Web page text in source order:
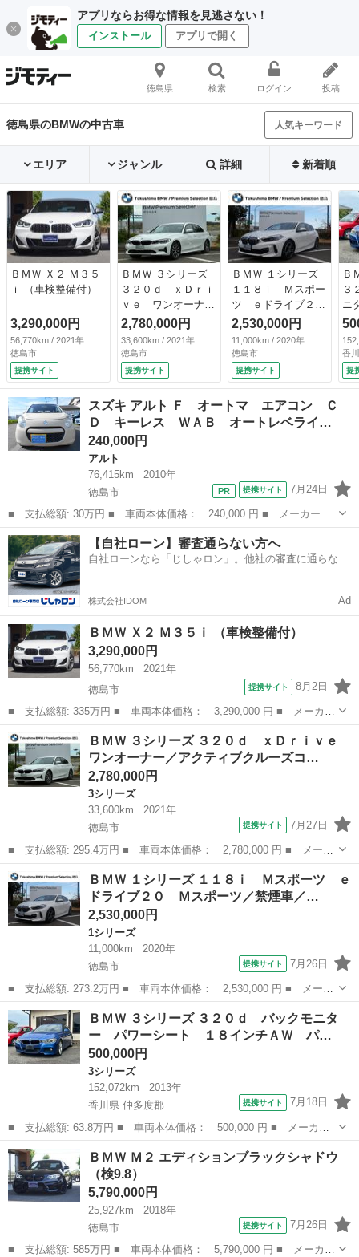
アプリならお得な情報を見逃さない！
インストール アプリで開く
徳島県 検索 ログイン 投稿
徳島県のBMWの中古車 人気キーワード
エリア ジャンル 詳細 新着順
ＢＭＷ Ｘ２ Ｍ３５
ｉ （車検整備付）
3,290,000円
56,770km / 2021年
徳島市
提携サイト
ＢＭＷ ３シリーズ
３２０ｄ ｘＤｒｉ
ｖｅ ワンオーナー
／アクティブクルー
ズコントロール／シ
ートヒーター（前）
／地デジテレビ／前
後パークディスタン
突軽減ブレーキ／ラ
ンフラットタイヤ／
Ｒビューカメラ／自
ミラー （車検整備
2,780,000円
33,600km / 2021年
徳島市
提携サイト
ＢＭＷ １シリーズ
１１８ｉ Ｍスポー
ツ ｅドライブ２
０ Ｍスポーツ／禁
煙車／衝突軽減ブレ
ーキ／全周囲カメラ
／シートヒーター／
運転席電動シート／
／ドライビングアシ
スタントプロフェッ
2,530,000円
11,000km / 2020年
徳島市
提携サイト
Ｂ
３
ニ
ト
Ｗ
純
香
提
スズキ アルト Ｆ オートマ エアコン Ｃ
Ｄ キーレス ＷＡＢ オートレベライ…
240,000円
アルト
76,415km
2010年
徳島市
提携サイト 7月24日
■ 支払総額: 30万円 ■ 車両本体価格： 240,000 円 ■ メーカー
名： スズキ ■ 車種名： アルト ■ グレード名： Ｆ オート
マ エアコン ＣＤ キーレス ＷＡＢ オートレベライザー ■ 排
気量： 660c...
徳島 徳島市 アルト オートマ
【自社ローン】審査通らない方へ
自社ローンなら「じしゃロン」。他社の審査に通らなか
株式会社IDOM Ad
ＢＭＷ Ｘ２ Ｍ３５ｉ （車検整備付）
3,290,000円
56,770km
2021年
徳島市
提携サイト 8月2日
■ 支払総額: 335万円 ■ 車両本体価格： 3,290,000 円 ■ メーカー
名： ＢＭＷ ■ 車種名： Ｘ２ ■ グレード名： Ｍ３５ｉ ■ 排
気量： 2000cc ■ ドア枚数： 5D ■ ミッション： AT8速...
徳島
ＢＭＷ ３シリーズ ３２０ｄ ｘＤｒｉｖｅ
ワンオーナー／アクティブクルーズコ…
2,780,000円
3シリーズ
33,600km
2021年
徳島市
提携サイト 7月27日
■ 支払総額: 295.4万円 ■ 車両本体価格： 2,780,000 円 ■ メーカ
ー名： ＢＭＷ ■ 車種名： ３シリーズ ■ グレード名： ３２０
ｄ ｘＤｒｉｖｅ ワンオーナー／アクティブクルーズコントロール
／シート...
徳島
ＢＭＷ １シリーズ １１８ｉ Ｍスポーツ ｅ
ドライブ２０ Ｍスポーツ／禁煙車／…
2,530,000円
1シリーズ
11,000km
2020年
徳島市
提携サイト 7月26日
■ 支払総額: 273.2万円 ■ 車両本体価格： 2,530,000 円 ■ メーカ
ー名： ＢＭＷ ■ 車種名： １シリーズ ■ グレード名： １１８
ｉ Ｍスポーツ ｅドライブ２０ Ｍスポーツ／禁煙車／衝突軽減ブ
レーキ／...
徳島 徳島市
ＢＭＷ ３シリーズ ３２０ｄ バックモニタ
ー パワーシート １８インチＡＷ パ…
500,000円
3シリーズ
152,072km
2013年
香川県 仲多度郡
提携サイト 7月18日
■ 支払総額: 63.8万円 ■ 車両本体価格： 500,000 円 ■ メーカー
名： ＢＭＷ ■ 車種名： ３シリーズ ■ グレード名： ３２０
ｄ バックモニター パワーシート １８インチＡＷ パドルシフ
ト 純正ナビ ■...
香川
ＢＭＷ Ｍ２ エディションブラックシャドウ
（検9.8）
5,790,000円
25,927km
2018年
徳島市
提携サイト 7月26日
■ 支払総額: 585万円 ■ 車両本体価格： 5,790,000 円 ■ メーカー